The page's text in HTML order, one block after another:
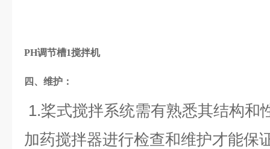
PH调节槽1搅拌机
四、 维护：
1.桨式搅拌系统需有熟悉其结构和
加药搅拌器进行检查和维护才能